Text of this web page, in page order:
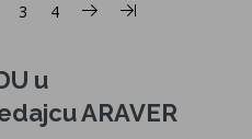
3 4
u
ARAVER